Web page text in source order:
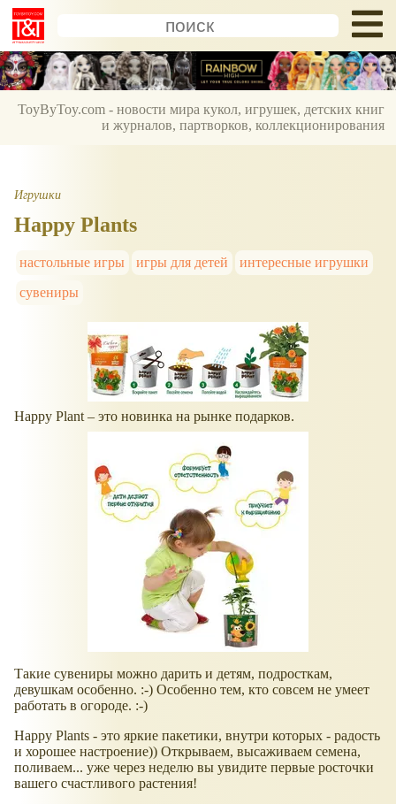
ToyByToy.com - новости мира кукол, игрушек, детских книг
и журналов, партворков, коллекционирования
Игрушки
Happy Plants
настольные игры игры для детей
интересные игрушки
сувениры
Happy Plant – это новинка на рынке подарков.
Такие сувениры можно дарить и детям, подросткам,
девушкам особенно. :-) Особенно тем, кто совсем не умеет
работать в огороде. :-)
Happy Plants - это яркие пакетики, внутри которых - радость
и хорошее настроение)) Открываем, высаживаем семена,
поливаем... уже через неделю вы увидите первые росточки
вашего счастливого растения!